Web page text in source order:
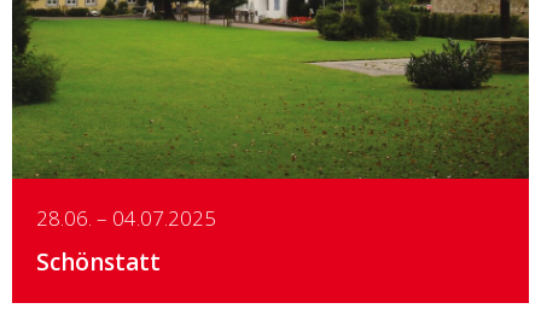
28.06. – 04.07.2025
Schönstatt